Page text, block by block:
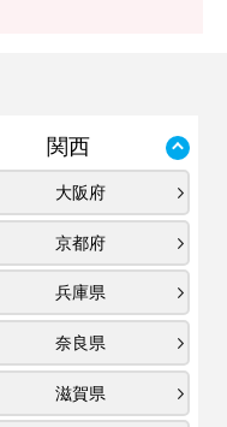
関西
大阪府
京都府
兵庫県
奈良県
滋賀県